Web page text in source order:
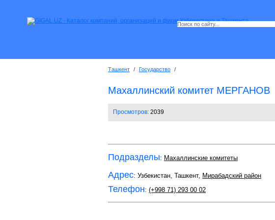
Ташкент / Государство /
Махаллинский комитет МЕРГАНОВ
Просмотров: 2039
Подразделы: Махаллинские комитеты
Адрес: Узбекистан, Ташкент, Мирабадский район
Телефон: (+998 71) 293 00 02